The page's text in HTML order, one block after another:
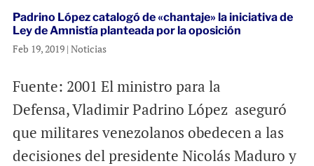
Padrino López catalogó de «chantaje» la iniciativa de
Ley de Amnistía planteada por la oposición
Feb 19, 2019| Noticias
Fuente: 2001 El ministro para la
Defensa, Vladimir Padrino López aseguró
que militares venezolanos obedecen a las
decisiones del presidente Nicolás Maduro y